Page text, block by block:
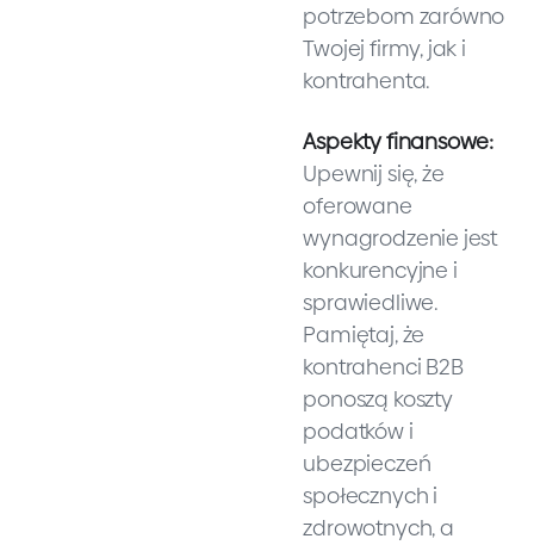
potrzebom zarówno
Twojej firmy, jak i
kontrahenta.
Aspekty finansowe:
Upewnij się, że
oferowane
wynagrodzenie jest
konkurencyjne i
sprawiedliwe.
Pamiętaj, że
kontrahenci B2B
ponoszą koszty
podatków i
ubezpieczeń
społecznych i
zdrowotnych, a